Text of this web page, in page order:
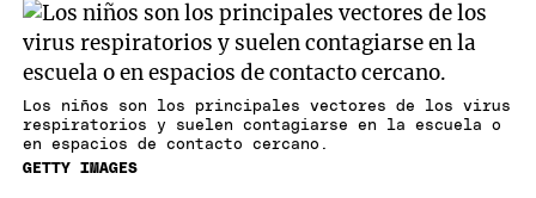
Los niños son los principales vectores de los virus
respiratorios y suelen contagiarse en la escuela o
en espacios de contacto cercano.
GETTY IMAGES